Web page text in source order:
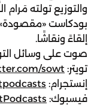
والتوزيع تولته مَرام
بودكاست «مقصودة»
إلقاءً ونقاشًا.
صوت على وسائل
تويتر: sowt
إنستجرام:
فيسبوك: